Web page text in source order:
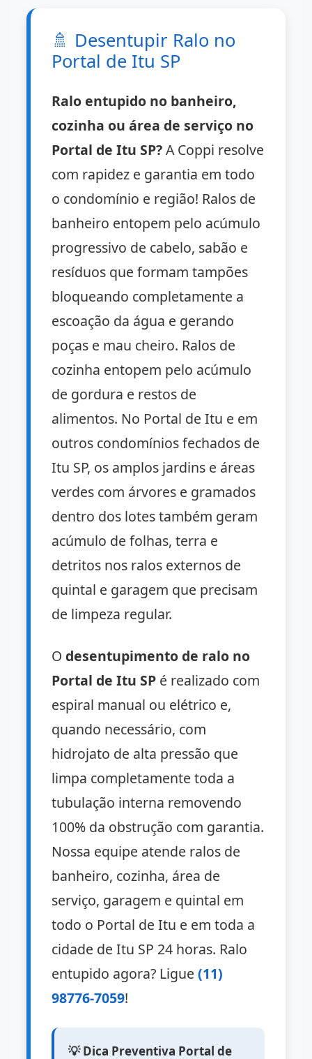
🚿 Desentupir Ralo no
Portal de Itu SP
Ralo entupido no banheiro,
cozinha ou área de serviço no
Portal de Itu SP?A Coppi resolve
com rapidez e garantia em todo
o condomínio e região! Ralos de
banheiro entopem pelo acúmulo
progressivo de cabelo, sabão e
resíduos que formam tampões
bloqueando completamente a
escoação da água e gerando
poças e mau cheiro. Ralos de
cozinha entopem pelo acúmulo
de gordura e restos de
alimentos. No Portal de Itu e em
outros condomínios fechados de
Itu SP, os amplos jardins e áreas
verdes com árvores e gramados
dentro dos lotes também geram
acúmulo de folhas, terra e
detritos nos ralos externos de
quintal e garagem que precisam
de limpeza regular.
O desentupimento de ralo no
Portal de Itu SP é realizado com
espiral manual ou elétrico e,
quando necessário, com
hidrojato de alta pressão que
limpa completamente toda a
tubulação interna removendo
100% da obstrução com garantia.
Nossa equipe atende ralos de
banheiro, cozinha, área de
serviço, garagem e quintal em
todo o Portal de Itu e em toda a
cidade de Itu SP 24 horas. Ralo
entupido agora? Ligue(11)
98776-7059!
💡 Dica Preventiva Portal de